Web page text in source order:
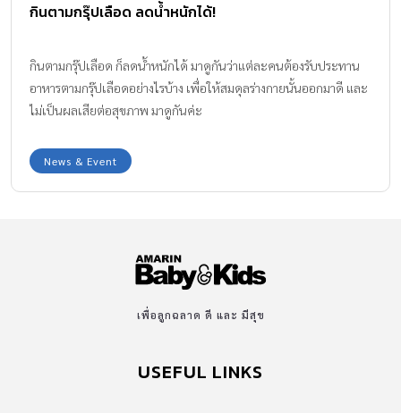
กินตามกรุ๊ปเลือด ลดน้ำหนักได้!
กินตามกรุ๊ปเลือด ก็ลดน้ำหนักได้ มาดูกันว่าแต่ละคนต้องรับประทาน
อาหารตามกรุ๊ปเลือดอย่างไรบ้าง เพื่อให้สมดุลร่างกายนั้นออกมาดี และ
ไม่เป็นผลเสียต่อสุขภาพ มาดูกันค่ะ
News & Event
เพื่อลูกฉลาด ดี และ มีสุข
USEFUL LINKS